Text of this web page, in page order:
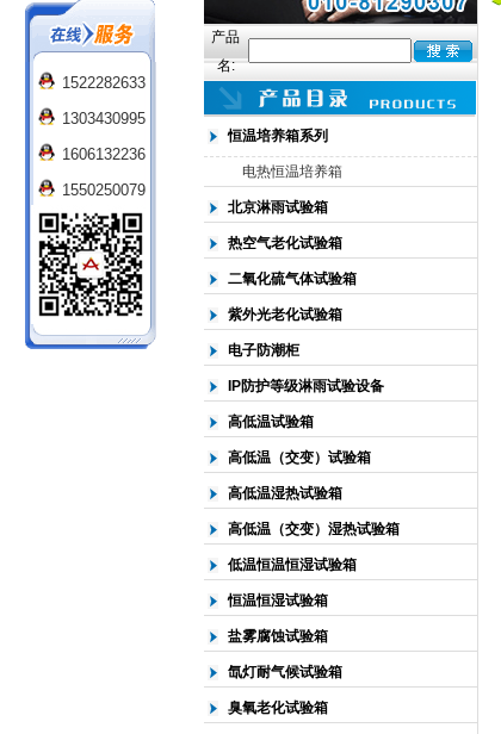
北京中科环试仪器有限公司
产品
名:
恒温培养箱系列
电热恒温培养箱
北京淋雨试验箱
热空气老化试验箱
二氧化硫气体试验箱
紫外光老化试验箱
电子防潮柜
IP防护等级淋雨试验设备
高低温试验箱
高低温（交变）试验箱
高低温湿热试验箱
高低温（交变）湿热试验箱
低温恒温恒湿试验箱
恒温恒湿试验箱
盐雾腐蚀试验箱
氙灯耐气候试验箱
臭氧老化试验箱
1522282633
1303430995
1606132236
1550250079